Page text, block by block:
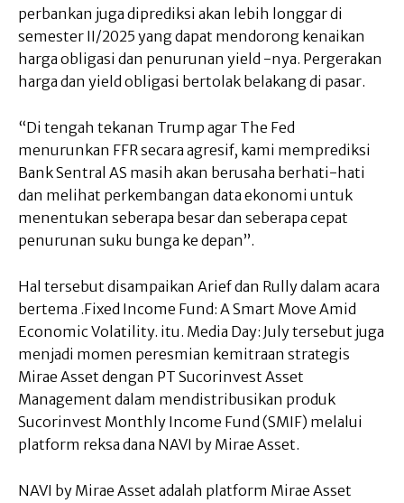
perbankan juga diprediksi akan lebih longgar di
semester II/2025 yang dapat mendorong kenaikan
harga obligasi dan penurunan yield -nya. Pergerakan
harga dan yield obligasi bertolak belakang di pasar.
“Di tengah tekanan Trump agar The Fed
menurunkan FFR secara agresif, kami memprediksi
Bank Sentral AS masih akan berusaha berhati-hati
dan melihat perkembangan data ekonomi untuk
menentukan seberapa besar dan seberapa cepat
penurunan suku bunga ke depan”.
Hal tersebut disampaikan Arief dan Rully dalam acara
bertema .Fixed Income Fund: A Smart Move Amid
Economic Volatility. itu. Media Day: July tersebut juga
menjadi momen peresmian kemitraan strategis
Mirae Asset dengan PT Sucorinvest Asset
Management dalam mendistribusikan produk
Sucorinvest Monthly Income Fund (SMIF) melalui
platform reksa dana NAVI by Mirae Asset.
NAVI by Mirae Asset adalah platform Mirae Asset